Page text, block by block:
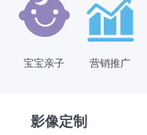
宝宝亲子 营销推广
影像定制